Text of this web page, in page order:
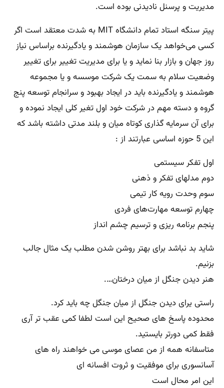
مدیریت و پرسنل نادیدنی بوده است.
پیتر سنگه استاد تمام دانشگاه MIT به شدت معتقد است اگر
کسی می‌خواهد یک سازمان هوشمند و یادگیرنده براساس نیاز
روز جهان و بازار بنا نماید و یا برای مدیریت تغییر برای تغییر
وضعیت سلام به سمت یک شرکت موسسه و یا مجموعه
هوشمند و یادگیرنده باید در ایجاد بهبود و سرانجام توسعه‌ پنج
گروه و دسته مهم در شرکت خود اول تغیر کلی ایجاد نموده و
برای آن سرمایه گذاری کوتاه میان و بلند مدتی داشته باشد که
این 5 حوزه اساسی عبارتند از :
اول تفکر سیستمی
دوم مدلهای تفکر و ذهنی
سوم وحدت رویه کار تیمی
چهارم توسعه مهارت‌های فردی
پنجم برنامه ریزی و ترسیم چشم انداز
شاید بد نباشد برای بهتر روشن شدن مطلب یک مثال جالب
بزنیم.
هنر دیدن جنگل از میان درختان….
راستی یرای دیدن جنگل از میان جنگل چه باید کرد.
محدوده پاسخ های صحیح این است لطفا کمی عقب تر آری
فقط کمی دورتر بایستید.
متاسفانه همه از من عصای موسی می خواهند راه های
آسانسوری برای موفقیت و ثروت افسانه ای
این امر محال است